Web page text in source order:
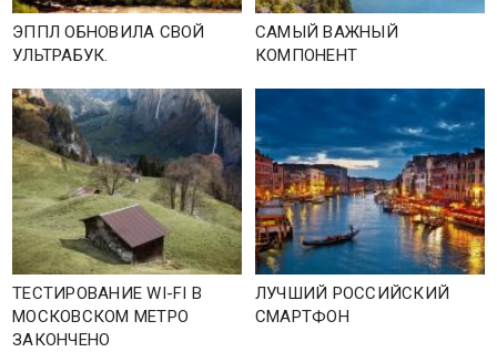
ЭППЛ ОБНОВИЛА СВОЙ
УЛЬТРАБУК.
САМЫЙ ВАЖНЫЙ
КОМПОНЕНТ
ТЕСТИРОВАНИЕ WI-FI В
МОСКОВСКОМ МЕТРО
ЗАКОНЧЕНО
ЛУЧШИЙ РОССИЙСКИЙ
СМАРТФОН